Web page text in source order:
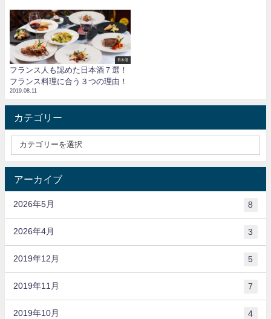
日本酒
フランス人も認めた日本酒７選！
フランス料理に合う３つの理由！
2019.08.11
カテゴリー
アーカイブ
2026年5月 8
2026年4月 3
2019年12月 5
2019年11月 7
2019年10月 4